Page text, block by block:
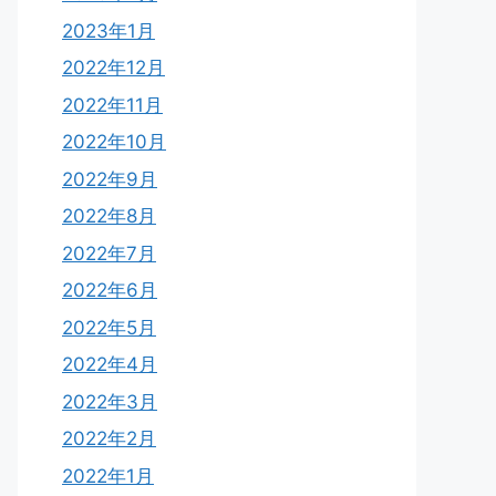
2023年1月
2022年12月
2022年11月
2022年10月
2022年9月
2022年8月
2022年7月
2022年6月
2022年5月
2022年4月
2022年3月
2022年2月
2022年1月